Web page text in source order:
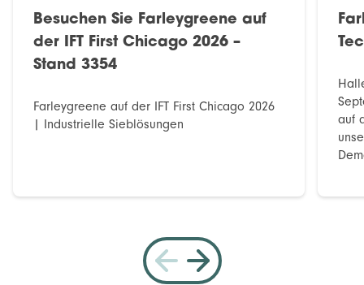
Besuchen Sie Farleygreene auf
der IFT First Chicago 2026 –
Stand 3354
Farleygreene auf der IFT First Chicago 2026
| Industrielle Sieblösungen
auf